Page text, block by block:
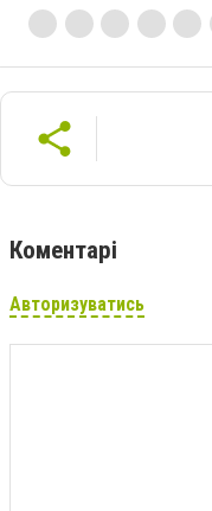
Коментарі
Авторизуватись